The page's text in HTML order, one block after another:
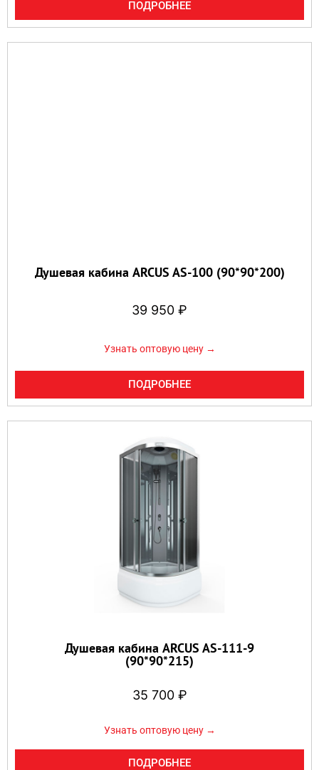
ПОДРОБНЕЕ
Душевая кабина ARCUS AS-100 (90*90*200)
39 950 ₽
Узнать оптовую цену →
ПОДРОБНЕЕ
Душевая кабина ARCUS AS-111-9
(90*90*215)
35 700 ₽
Узнать оптовую цену →
ПОДРОБНЕЕ